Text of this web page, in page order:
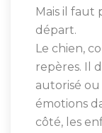
Mais il faut
départ.
Le chien,
repères. Il
autorisé
émotions
côté, les